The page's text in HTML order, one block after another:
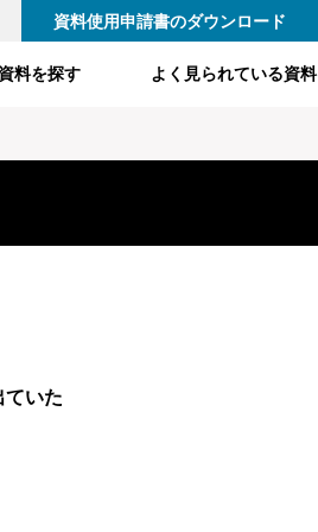
資料使用申請書のダウンロード
料を探す よく見られている資料
いた